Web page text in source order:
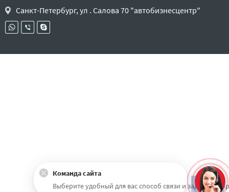
Санкт-Петербург, ул . Салова 70 "автобизнесцентр"
Наверх
Команда сайта
Выберите удобный для вас способ связи и задайте